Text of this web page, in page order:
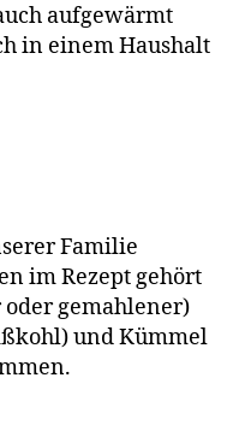
aufgewärmt
in einem Haushalt
Familie
im Rezept gehört
oder gemahlener)
und Kümmel